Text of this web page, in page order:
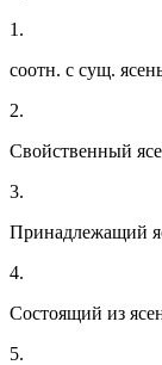
1.
соотн. с сущ.
2.
Свойственный
3.
Принадлежащий
4.
Состоящий из
5.